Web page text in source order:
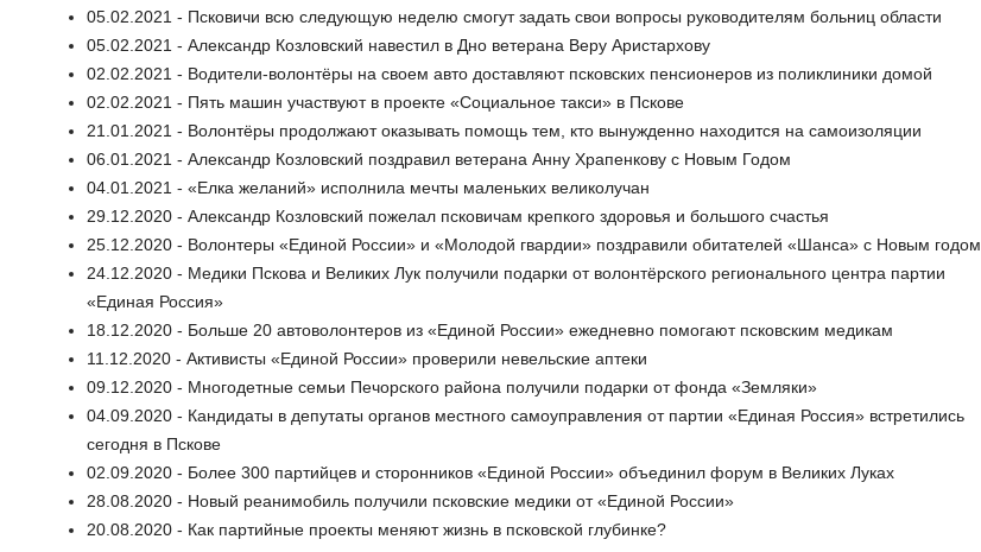
05.02.2021 - Псковичи всю следующую неделю смогут задать свои вопросы руководителям больниц области
05.02.2021 - Александр Козловский навестил в Дно ветерана Веру Аристархову
02.02.2021 - Водители-волонтёры на своем авто доставляют псковских пенсионеров из поликлиники домой
02.02.2021 - Пять машин участвуют в проекте «Социальное такси» в Пскове
21.01.2021 - Волонтёры продолжают оказывать помощь тем, кто вынужденно находится на самоизоляции
06.01.2021 - Александр Козловский поздравил ветерана Анну Храпенкову с Новым Годом
04.01.2021 - «Елка желаний» исполнила мечты маленьких великолучан
29.12.2020 - Александр Козловский пожелал псковичам крепкого здоровья и большого счастья
25.12.2020 - Волонтеры «Единой России» и «Молодой гвардии» поздравили обитателей «Шанса» с Новым годом
24.12.2020 - Медики Пскова и Великих Лук получили подарки от волонтёрского регионального центра партии
«Единая Россия»
18.12.2020 - Больше 20 автоволонтеров из «Единой России» ежедневно помогают псковским медикам
11.12.2020 - Активисты «Единой России» проверили невельские аптеки
09.12.2020 - Многодетные семьи Печорского района получили подарки от фонда «Земляки»
04.09.2020 - Кандидаты в депутаты органов местного самоуправления от партии «Единая Россия» встретились
сегодня в Пскове
02.09.2020 - Более 300 партийцев и сторонников «Единой России» объединил форум в Великих Луках
28.08.2020 - Новый реанимобиль получили псковские медики от «Единой России»
20.08.2020 - Как партийные проекты меняют жизнь в псковской глубинке?